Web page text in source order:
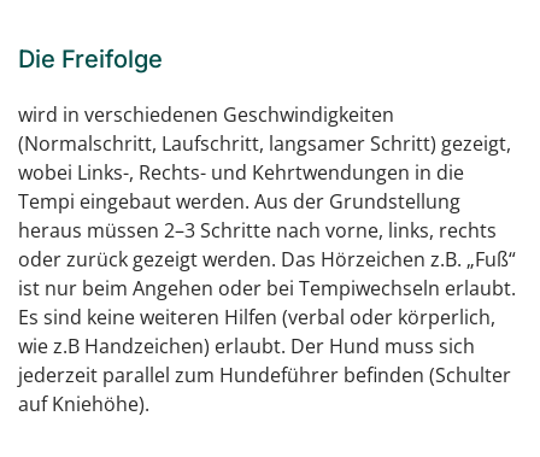
Die Freifolge
wird in verschiedenen Geschwindigkeiten
(Normalschritt, Laufschritt, langsamer Schritt) gezeigt,
wobei Links-, Rechts- und Kehrtwendungen in die
Tempi eingebaut werden. Aus der Grundstellung
heraus müssen 2–3 Schritte nach vorne, links, rechts
oder zurück gezeigt werden. Das Hörzeichen z.B. „Fuß“
ist nur beim Angehen oder bei Tempiwechseln erlaubt.
Es sind keine weiteren Hilfen (verbal oder körperlich,
wie z.B Handzeichen) erlaubt. Der Hund muss sich
jederzeit parallel zum Hundeführer befinden (Schulter
auf Kniehöhe).